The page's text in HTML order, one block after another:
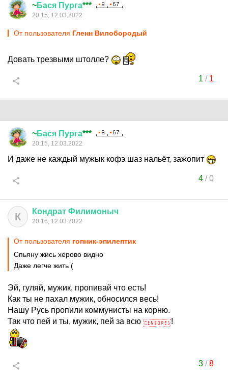
~Бася Пурга***
20:15, 12.03.2022
От пользователя Гленн Вилобородый
Довать трезвыми штолле?
1 / 1
~Бася Пурга***
20:15, 12.03.2022
И даже не каждый мужык кофэ шаз нальёт, зажопит
4/0
К Кондрат Филимоныч
20:16, 12.03.2022
От пользователя гопник-эпилептик
Спьяну жись херово видно
Даже легче жить (
Эй, гуляй, мужик, пропивай что есть!
Как ты не пахал мужик, обносился весь!
Нашу Русь пропили коммунисты на корню.
Так что пей и ты, мужик, пей за всю
!
3/8